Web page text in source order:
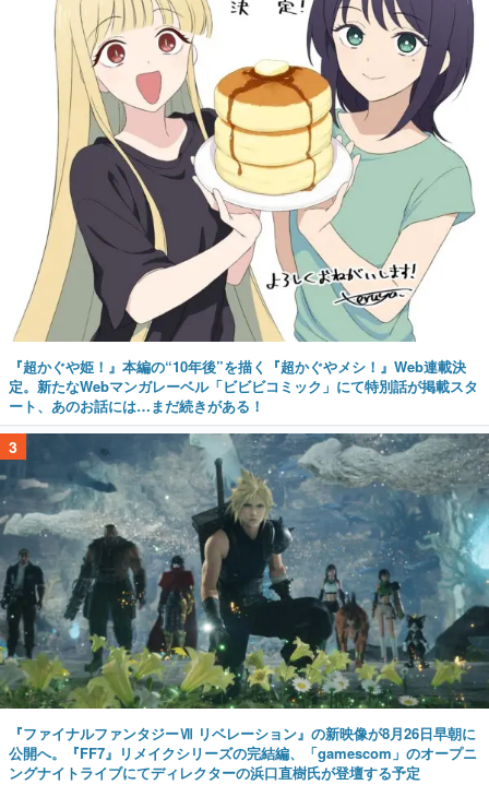
『超かぐや姫！』本編の“10年後”を描く『超かぐやメシ！』Web連載決
定。新たなWebマンガレーベル「ビビビコミック」にて特別話が掲載スタ
ート、あのお話には…まだ続きがある！
3
『ファイナルファンタジーⅦ リベレーション』の新映像が8月26日早朝に
公開へ。『FF7』リメイクシリーズの完結編、「gamescom」のオープニ
ングナイトライブにてディレクターの浜口直樹氏が登壇する予定